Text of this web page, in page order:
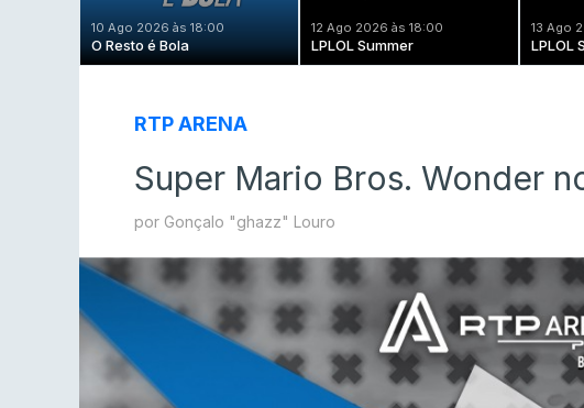
10 Ago 2026 às 18:00
O Resto é Bola
12 Ago 2026 às 18:00
LPLOL Summer
13 Ago
LPLOL
RTP ARENA
Super Mario Bros. Wonder
por Gonçalo "ghazz" Louro